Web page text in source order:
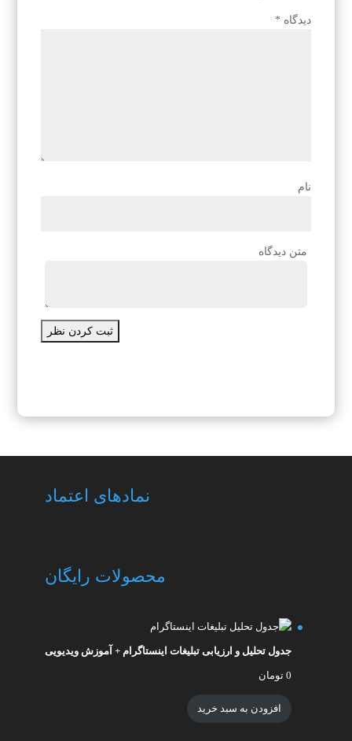
دیدگاه *
نام
متن دیدگاه
ثبت کردن نظر
نمادهای اعتماد
محصولات رایگان
جدول تحلیل و ارزیابی تبلیغات اینستاگرام + آموزش ویدیویی
0 تومان
افزودن به سبد خرید